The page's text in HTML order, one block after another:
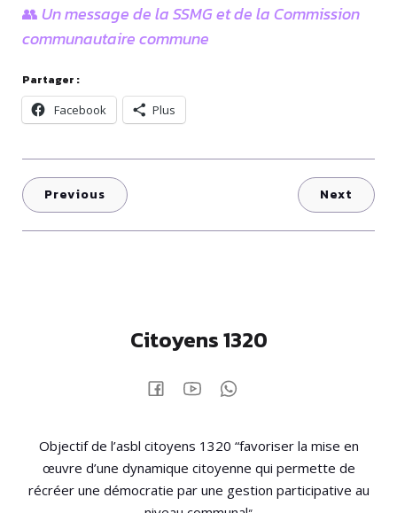
👥 Un message de la SSMG et de la Commission
communautaire commune
Partager :
Facebook
Plus
Previous Next
Citoyens 1320
Objectif de l’asbl citoyens 1320 “favoriser la mise en
œuvre d’une dynamique citoyenne qui permette de
récréer une démocratie par une gestion participative au